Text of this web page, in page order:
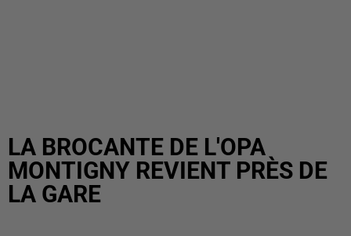
LA BROCANTE DE L'OPA
MONTIGNY REVIENT PRÈS DE
LA GARE